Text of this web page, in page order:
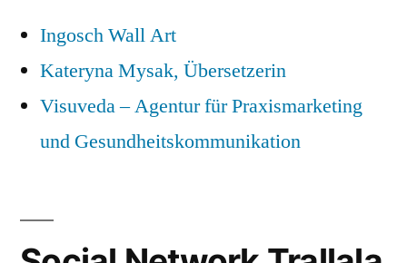
Ingosch Wall Art
Kateryna Mysak, Übersetzerin
Visuveda – Agentur für Praxismarketing
und Gesundheitskommunikation